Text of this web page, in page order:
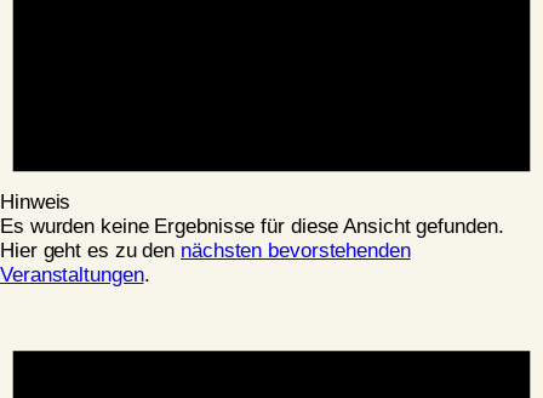
Hinweis
Es wurden keine Ergebnisse für diese Ansicht gefunden.
Hier geht es zu den nächsten bevorstehenden
Veranstaltungen.